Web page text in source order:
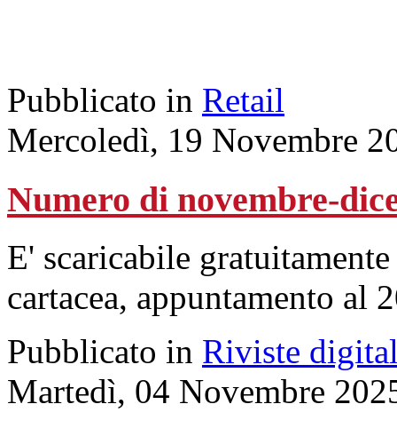
Pubblicato in Retail
Mercoledì, 19 Novembre
Numero di novembre-
E' scaricabile
cartacea, appuntamento al
Pubblicato in Riviste
Martedì, 04 Novembre